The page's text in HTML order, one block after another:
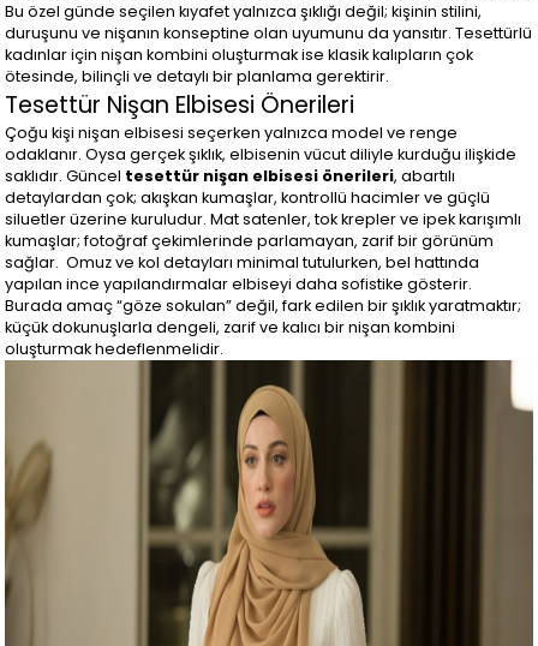
Bu özel günde seçilen kıyafet yalnızca şıklığı değil; kişinin stilini,
duruşunu ve nişanın konseptine olan uyumunu da yansıtır. Tesettürlü
kadınlar için nişan kombini oluşturmak ise klasik kalıpların çok
ötesinde, bilinçli ve detaylı bir planlama gerektirir.
Tesettür Nişan Elbisesi Önerileri
Çoğu kişi nişan elbisesi seçerken yalnızca model ve renge
odaklanır. Oysa gerçek şıklık, elbisenin vücut diliyle kurduğu ilişkide
saklıdır. Güncel tesettür nişan elbisesi önerileri, abartılı
detaylardan çok; akışkan kumaşlar, kontrollü hacimler ve güçlü
siluetler üzerine kuruludur. Mat satenler, tok krepler ve ipek karışımlı
kumaşlar; fotoğraf çekimlerinde parlamayan, zarif bir görünüm
sağlar. Omuz ve kol detayları minimal tutulurken, bel hattında
yapılan ince yapılandırmalar elbiseyi daha sofistike gösterir.
Burada amaç “göze sokulan” değil, fark edilen bir şıklık yaratmaktır;
küçük dokunuşlarla dengeli, zarif ve kalıcı bir nişan kombini
oluşturmak hedeflenmelidir.